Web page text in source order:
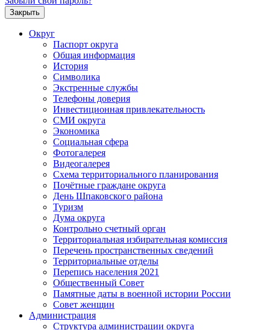
Закрыть
Округ
Паспорт округа
Общая информация
История
Символика
Экстренные службы
Телефоны доверия
Инвестиционная привлекательность
СМИ округа
Экономика
Социальная сфера
Фотогалерея
Видеогалерея
Схема территориального планирования
Почётные граждане округа
День Шпаковского района
Туризм
Дума округа
Контрольно счетный орган
Территориальная избирательная комиссия
Перечень пространственных сведений
Территориальные отделы
Перепись населения 2021
Общественный Совет
Памятные даты в военной истории России
Совет женщин
Администрация
Структура администрации округа